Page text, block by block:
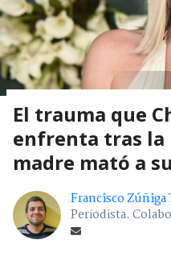
El trauma que
enfrenta tras la
madre mató a
Francisco Zúñiga
Periodista.